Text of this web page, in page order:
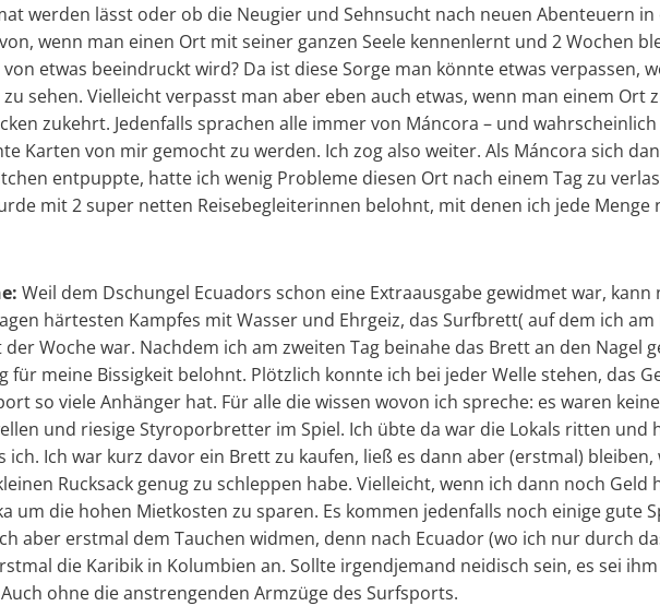
werden lässt oder ob die Neugier und Sehnsucht nach neuen Abenteuern
wenn man einen Ort mit seiner ganzen Seele kennenlernt und 2 Wochen
von etwas beeindruckt wird? Da ist diese Sorge man könnte etwas verpassen,
sehen. Vielleicht verpasst man aber eben auch etwas, wenn man einem Ort
zukehrt. Jedenfalls sprachen alle immer von Máncora – und
Karten von mir gemocht zu werden. Ich zog also weiter. Als Máncora sich
entpuppte, hatte ich wenig Probleme diesen Ort nach einem Tag zu
mit 2 super netten Reisebegleiterinnen belohnt, mit denen ich jede Menge
Weil dem Dschungel Ecuadors schon eine Extraausgabe gewidmet war,
härtesten Kampfes mit Wasser und Ehrgeiz, das Surfbrett( auf dem ich
Woche war. Nachdem ich am zweiten Tag beinahe das Brett an den Nagel
für meine Bissigkeit belohnt. Plötzlich konnte ich bei jeder Welle stehen, das
so viele Anhänger hat. Für alle die wissen wovon ich spreche: es waren
und riesige Styroporbretter im Spiel. Ich übte da war die Lokals ritten und
ich. Ich war kurz davor ein Brett zu kaufen, ließ es dann aber (erstmal)
Rucksack genug zu schleppen habe. Vielleicht, wenn ich dann noch Geld
um die hohen Mietkosten zu sparen. Es kommen jedenfalls noch einige gute
aber erstmal dem Tauchen widmen, denn nach Ecuador (wo ich nur durch
die Karibik in Kolumbien an. Sollte irgendjemand neidisch sein, es sei
ohne die anstrengenden Armzüge des Surfsports.